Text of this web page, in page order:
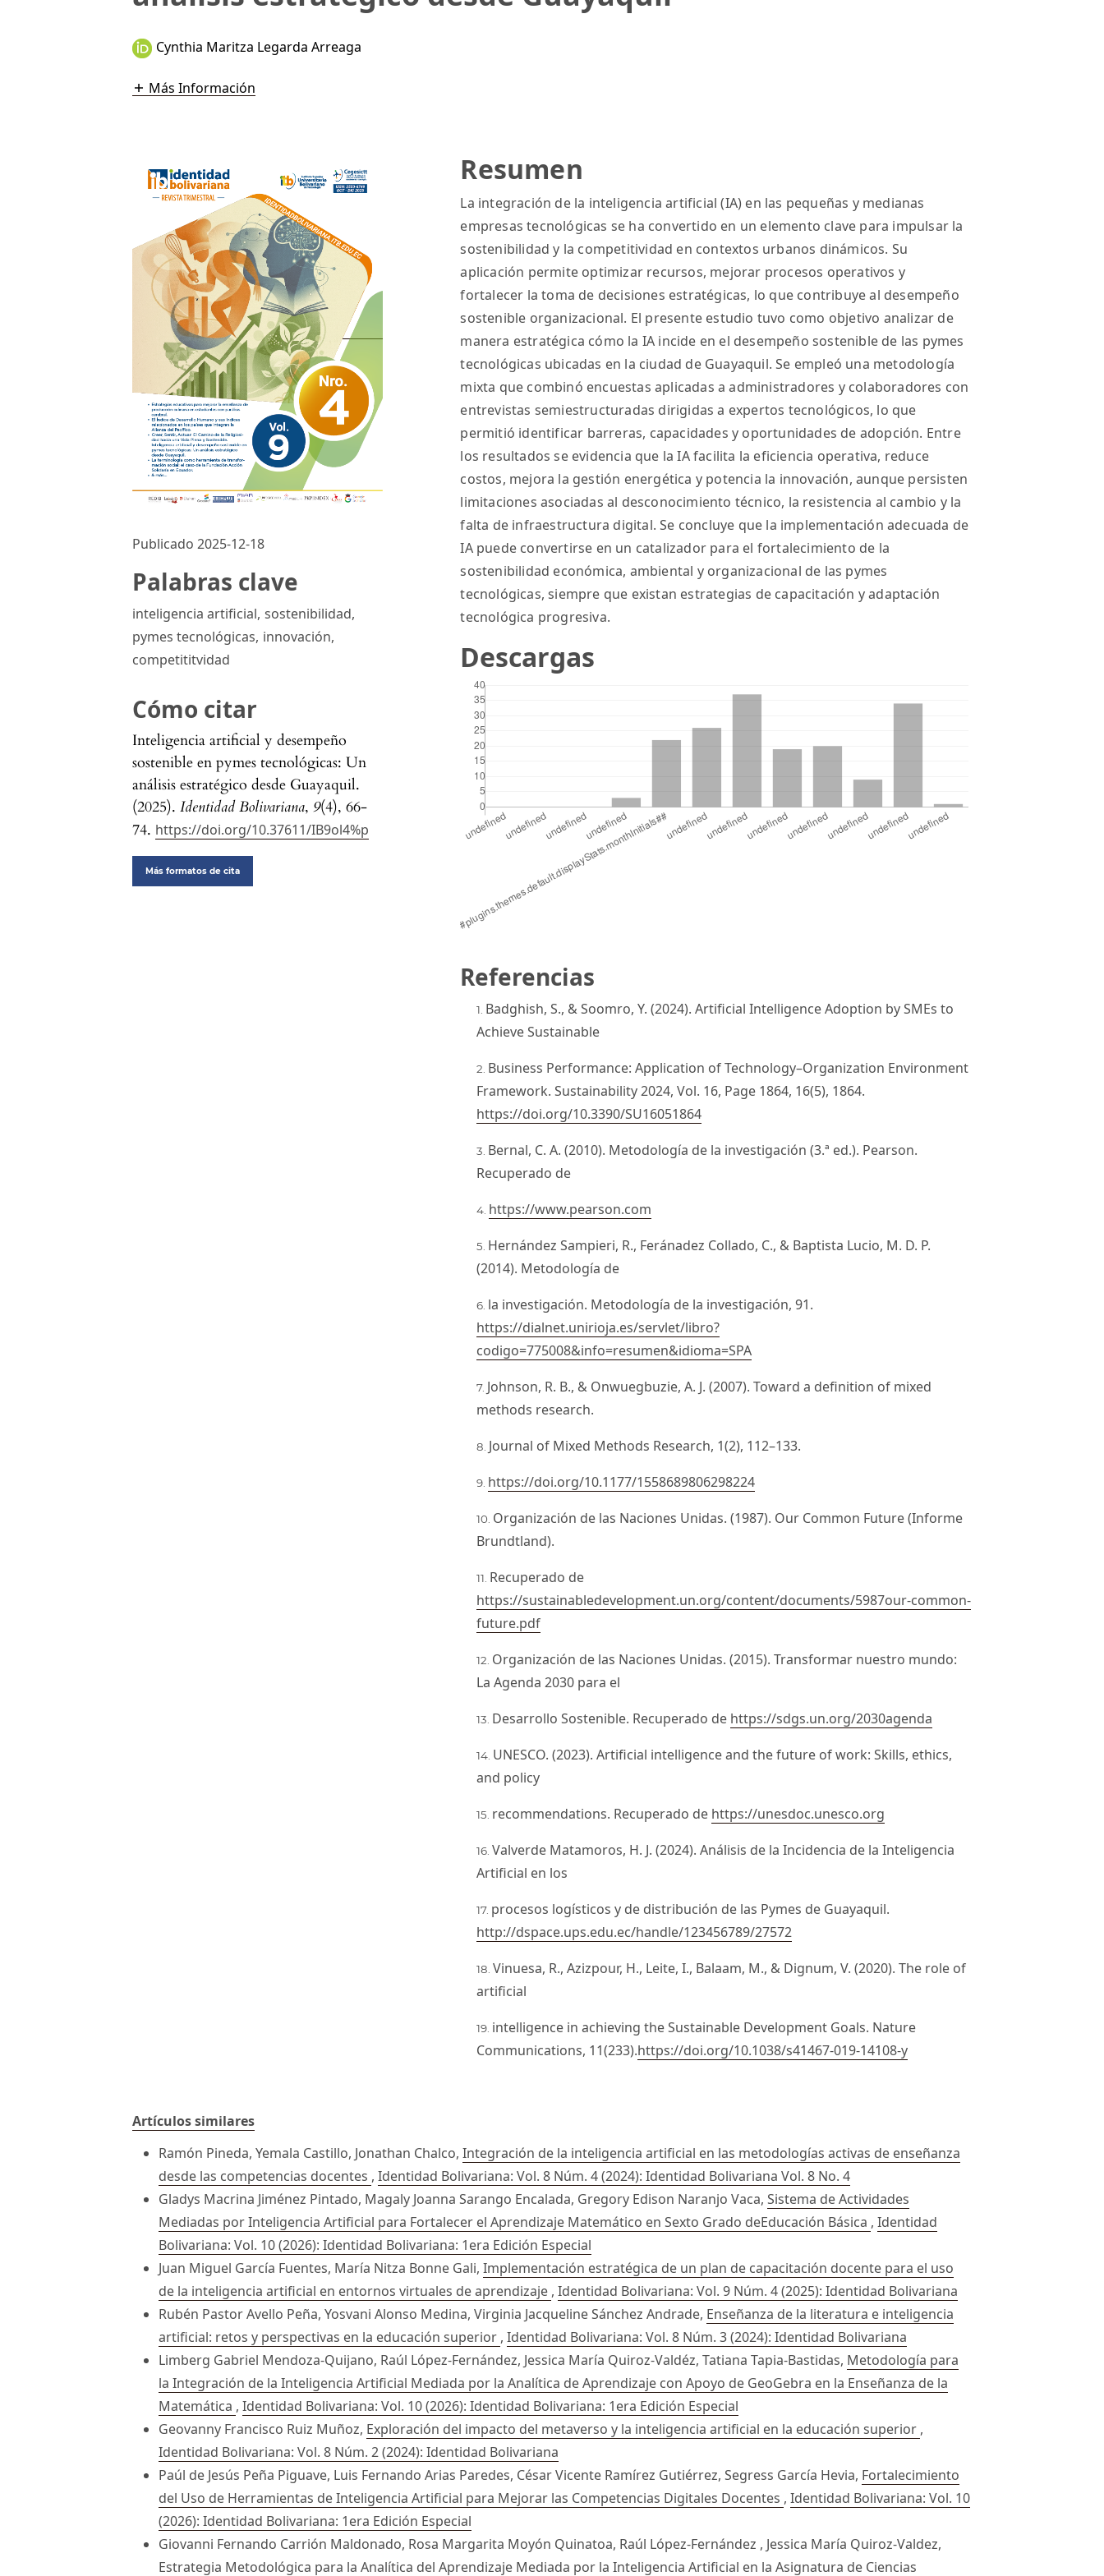
Cynthia Maritza Legarda Arreaga
Más Información
Publicado 2025-12-18
Palabras clave
inteligencia artificial, sostenibilidad,
pymes tecnológicas, innovación,
competititvidad
Cómo citar
Inteligencia artificial y desempeño
sostenible en pymes tecnológicas: Un
análisis estratégico desde Guayaquil.
(2025).Identidad Bolivariana,9(4), 66-
74. https://doi.org/10.37611/IB9ol4%p
Más formatos de cita
Resumen
La integración de la inteligencia artificial (IA) en las pequeñas y medianas
empresas tecnológicas se ha convertido en un elemento clave para impulsar la
sostenibilidad y la competitividad en contextos urbanos dinámicos. Su
aplicación permite optimizar recursos, mejorar procesos operativos y
fortalecer la toma de decisiones estratégicas, lo que contribuye al desempeño
sostenible organizacional. El presente estudio tuvo como objetivo analizar de
manera estratégica cómo la IA incide en el desempeño sostenible de las pymes
tecnológicas ubicadas en la ciudad de Guayaquil. Se empleó una metodología
mixta que combinó encuestas aplicadas a administradores y colaboradores con
entrevistas semiestructuradas dirigidas a expertos tecnológicos, lo que
permitió identificar barreras, capacidades y oportunidades de adopción. Entre
los resultados se evidencia que la IA facilita la eficiencia operativa, reduce
costos, mejora la gestión energética y potencia la innovación, aunque persisten
limitaciones asociadas al desconocimiento técnico, la resistencia al cambio y la
falta de infraestructura digital. Se concluye que la implementación adecuada de
IA puede convertirse en un catalizador para el fortalecimiento de la
sostenibilidad económica, ambiental y organizacional de las pymes
tecnológicas, siempre que existan estrategias de capacitación y adaptación
tecnológica progresiva.
Descargas
Referencias
Badghish, S., & Soomro, Y. (2024). Artificial Intelligence Adoption by SMEs to
Achieve Sustainable
Business Performance: Application of Technology–Organization Environment
Framework. Sustainability 2024, Vol. 16, Page 1864, 16(5), 1864.
https://doi.org/10.3390/SU16051864
Bernal, C. A. (2010). Metodología de la investigación (3.ª ed.). Pearson.
Recuperado de
https://www.pearson.com
Hernández Sampieri, R., Feránadez Collado, C., & Baptista Lucio, M. D. P.
(2014). Metodología de
la investigación. Metodología de la investigación, 91.
https://dialnet.unirioja.es/servlet/libro?
codigo=775008&info=resumen&idioma=SPA
Johnson, R. B., & Onwuegbuzie, A. J. (2007). Toward a definition of mixed
methods research.
Journal of Mixed Methods Research, 1(2), 112–133.
https://doi.org/10.1177/1558689806298224
Organización de las Naciones Unidas. (1987). Our Common Future (Informe
Brundtland).
Recuperado de
https://sustainabledevelopment.un.org/content/documents/5987our-common-
future.pdf
Organización de las Naciones Unidas. (2015). Transformar nuestro mundo:
La Agenda 2030 para el
Desarrollo Sostenible. Recuperado de https://sdgs.un.org/2030agenda
UNESCO. (2023). Artificial intelligence and the future of work: Skills, ethics,
and policy
recommendations. Recuperado de https://unesdoc.unesco.org
Valverde Matamoros, H. J. (2024). Análisis de la Incidencia de la Inteligencia
Artificial en los
procesos logísticos y de distribución de las Pymes de Guayaquil.
http://dspace.ups.edu.ec/handle/123456789/27572
Vinuesa, R., Azizpour, H., Leite, I., Balaam, M., & Dignum, V. (2020). The role of
artificial
intelligence in achieving the Sustainable Development Goals. Nature
Communications, 11(233).https://doi.org/10.1038/s41467-019-14108-y
Artículos similares
Ramón Pineda, Yemala Castillo, Jonathan Chalco,Integración de la inteligencia artificial en las metodologías activas de enseñanza
desde las competencias docentes ,Identidad Bolivariana: Vol. 8 Núm. 4 (2024): Identidad Bolivariana Vol. 8 No. 4
Gladys Macrina Jiménez Pintado, Magaly Joanna Sarango Encalada, Gregory Edison Naranjo Vaca,Sistema de Actividades
Mediadas por Inteligencia Artificial para Fortalecer el Aprendizaje Matemático en Sexto Grado deEducación Básica ,Identidad
Bolivariana: Vol. 10 (2026): Identidad Bolivariana: 1era Edición Especial
Juan Miguel García Fuentes, María Nitza Bonne Gali,Implementación estratégica de un plan de capacitación docente para el uso
de la inteligencia artificial en entornos virtuales de aprendizaje ,Identidad Bolivariana: Vol. 9 Núm. 4 (2025): Identidad Bolivariana
Rubén Pastor Avello Peña, Yosvani Alonso Medina, Virginia Jacqueline Sánchez Andrade, Enseñanza de la literatura e inteligencia
artificial: retos y perspectivas en la educación superior ,Identidad Bolivariana: Vol. 8 Núm. 3 (2024): Identidad Bolivariana
Limberg Gabriel Mendoza-Quijano, Raúl López-Fernández, Jessica María Quiroz-Valdéz, Tatiana Tapia-Bastidas, Metodología para
la Integración de la Inteligencia Artificial Mediada por la Analítica de Aprendizaje con Apoyo de GeoGebra en la Enseñanza de la
Matemática ,Identidad Bolivariana: Vol. 10 (2026): Identidad Bolivariana: 1era Edición Especial
Geovanny Francisco Ruiz Muñoz, Exploración del impacto del metaverso y la inteligencia artificial en la educación superior ,
Identidad Bolivariana: Vol. 8 Núm. 2 (2024): Identidad Bolivariana
Paúl de Jesús Peña Piguave, Luis Fernando Arias Paredes, César Vicente Ramírez Gutiérrez, Segress García Hevia, Fortalecimiento
del Uso de Herramientas de Inteligencia Artificial para Mejorar las Competencias Digitales Docentes ,Identidad Bolivariana: Vol. 10
(2026): Identidad Bolivariana: 1era Edición Especial
Giovanni Fernando Carrión Maldonado, Rosa Margarita Moyón Quinatoa, Raúl López-Fernández , Jessica María Quiroz-Valdez,
Estrategia Metodológica para la Analítica del Aprendizaje Mediada por la Inteligencia Artificial en la Asignatura de Ciencias